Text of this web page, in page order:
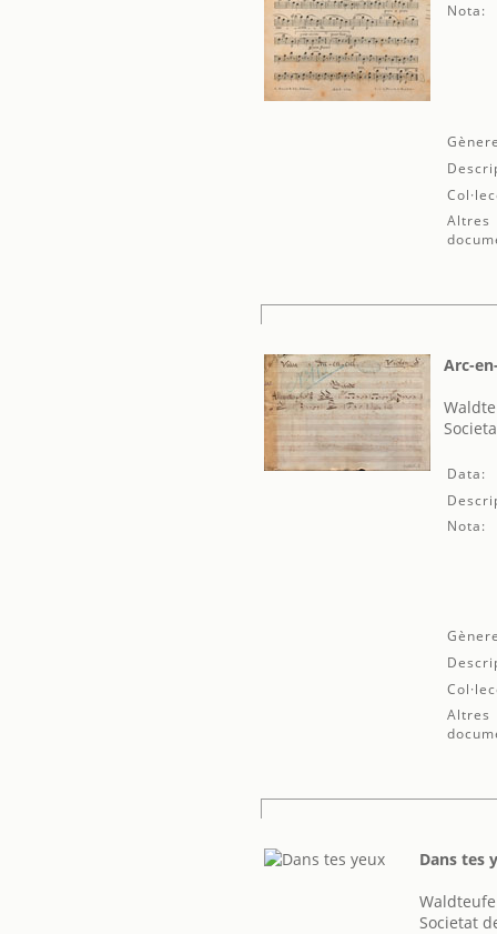
Nota:
Altres
Arc-
Data:
Nota:
Altres
Dans tes
Societat